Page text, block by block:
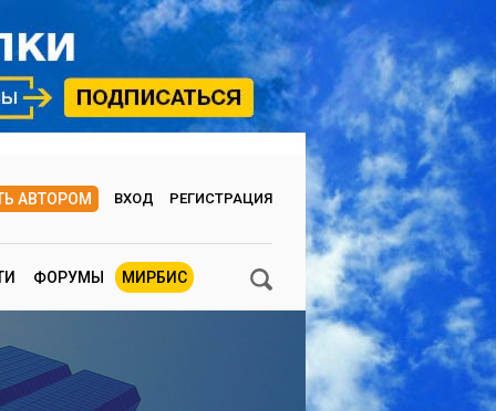
АВТОРОМ ВХОД РЕГИСТРАЦИЯ
ФОРУМЫ МИРБИС